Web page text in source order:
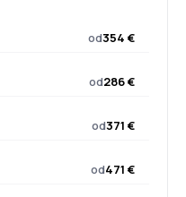
od354 €
od286 €
od371 €
od471 €